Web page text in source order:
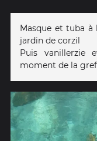
Masque et tuba à
jardin de corzil
Puis vanillerzie
moment de la